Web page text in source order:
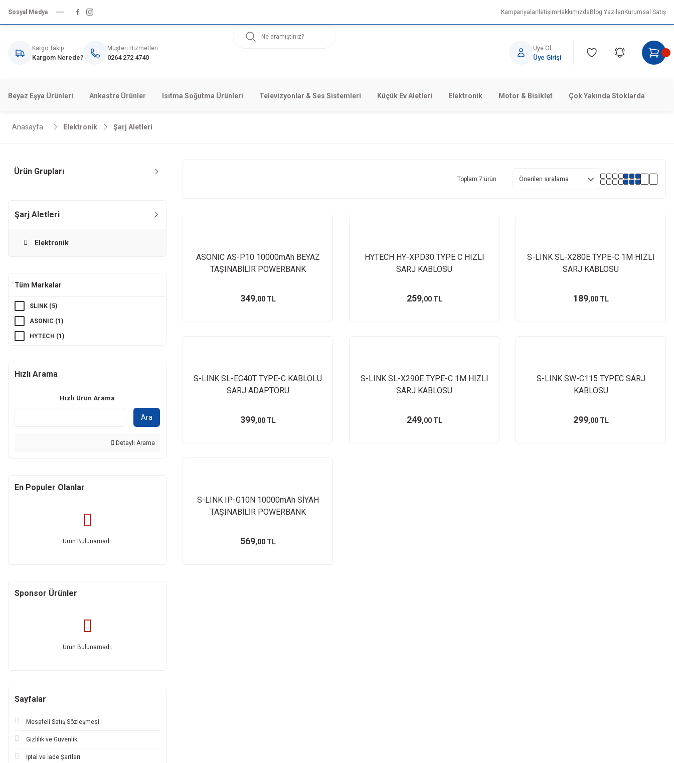
Sosyal Medya Kampanyalarİletişim Hakkımızda Blog Yazıları Kurumsal Satış
Kargo Takip
Kargom Nerede?
Müşteri Hizmetleri
0264 272 4740
Üye Ol
Üye Girişi
Beyaz Eşya Ürünleri Ankastre Ürünler Isıtma Soğutma Ürünleri Televizyonlar & Ses Sistemleri Küçük Ev Aletleri Elektronik Motor & Bisiklet Çok Yakında Stoklarda
Anasayfa Elektronik Şarj Aletleri
Ürün Grupları
Şarj Aletleri
Elektronik
Tüm Markalar
SLINK (5)
ASONIC (1)
HYTECH (1)
Hızlı Arama
Hızlı Ürün Arama
Ara
Detaylı Arama
En Populer Olanlar
Ürün Bulunamadı.
Sponsor Ürünler
Ürün Bulunamadı.
Sayfalar
Mesafeli Satış Sözleşmesi
Gizlilik ve Güvenlik
İptal ve İade Şartları
Toplam 7 ürün
ASONIC AS-P10 10000mAh BEYAZ
TAŞINABİLİR POWERBANK
349,00 TL
HYTECH HY-XPD30 TYPE C HIZLI
SARJ KABLOSU
259,00 TL
S-LINK SL-X280E TYPE-C 1M HIZLI
SARJ KABLOSU
189,00 TL
S-LINK SL-EC40T TYPE-C KABLOLU
SARJ ADAPTÖRÜ
399,00 TL
S-LINK SL-X290E TYPE-C 1M HIZLI
SARJ KABLOSU
249,00 TL
S-LINK SW-C115 TYPEC SARJ
KABLOSU
299,00 TL
S-LINK IP-G10N 10000mAh SİYAH
TAŞINABİLİR POWERBANK
569,00 TL